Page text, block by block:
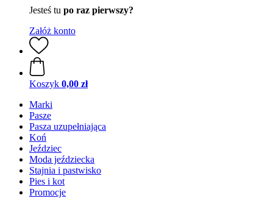
Jesteś tu po raz pierwszy?
Załóż konto
Koszyk 0,00 zł
Marki
Pasze
Pasza uzupełniająca
Koń
Jeździec
Moda jeździecka
Stajnia i pastwisko
Pies i kot
Promocje